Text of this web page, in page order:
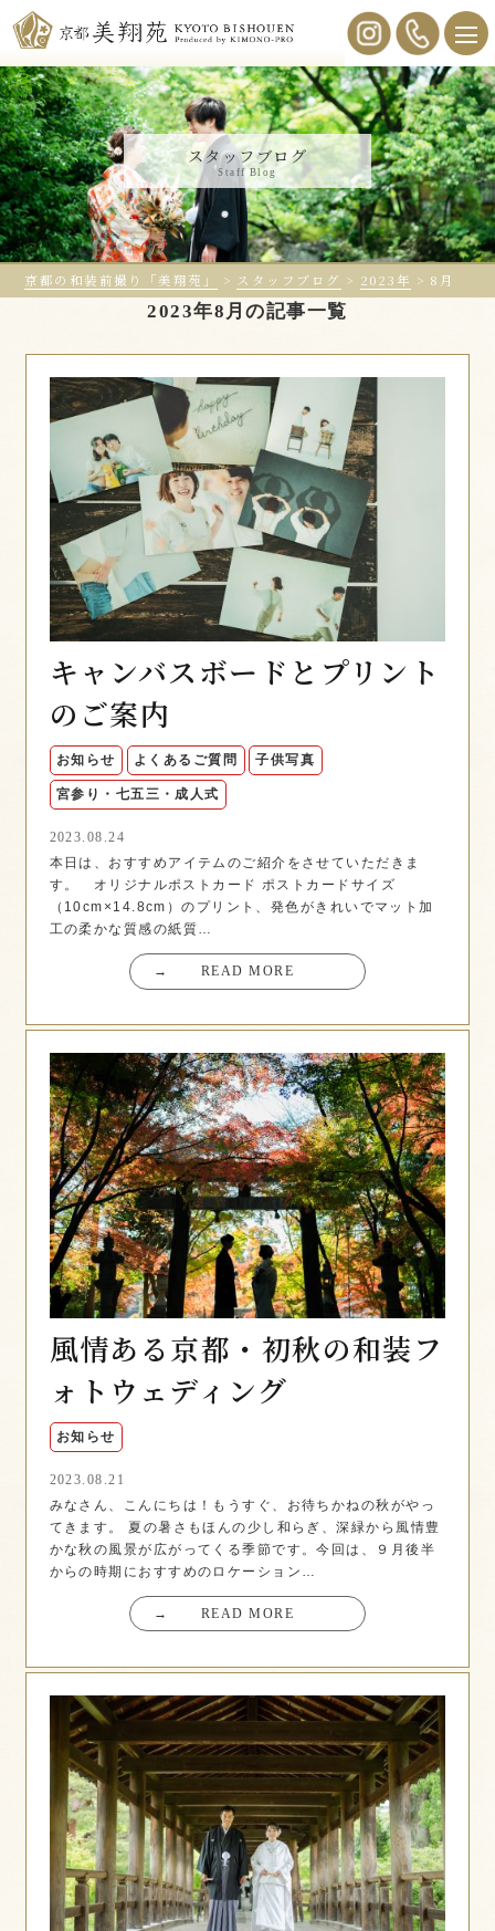
スタッフブログ
Staff Blog
京都の和装前撮り「美翔苑」 > スタッフブログ > 2023年 > 8月
2023年8月の記事一覧
キャンバスボードとプリント
のご案内
お知らせ よくあるご質問 子供写真
宮参り・七五三・成人式
2023.08.24
本日は、おすすめアイテムのご紹介をさせていただきま
す。 オリジナルポストカード ポストカードサイズ
（10cm×14.8cm）のプリント、発色がきれいでマット加
工の柔かな質感の紙質…
→ READ MORE
風情ある京都・初秋の和装フ
ォトウェディング
お知らせ
2023.08.21
みなさん、こんにちは！もうすぐ、お待ちかねの秋がやっ
てきます。 夏の暑さもほんの少し和らぎ、深緑から風情豊
かな秋の風景が広がってくる季節です。今回は、９月後半
からの時期におすすめのロケーション…
→ READ MORE